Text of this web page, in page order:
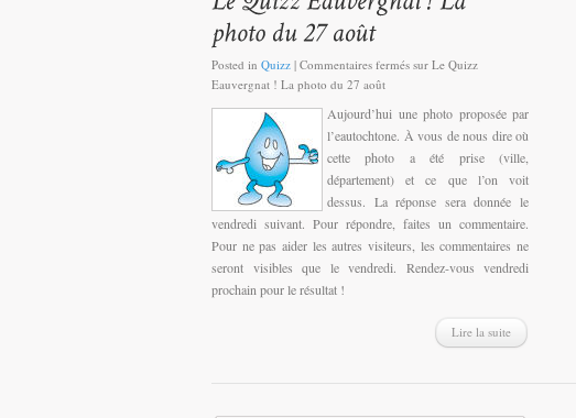
Posted in Quizz | Commentaires fermés sur Le Quizz
Eauvergnat ! La photo du 27 août
Aujourd’hui une photo proposée par
l’eautochtone. À vous de nous dire où
cette photo a été prise (ville,
département) et ce que l’on voit
dessus. La réponse sera donnée le
vendredi suivant. Pour répondre, faites un commentaire.
Pour ne pas aider les autres visiteurs, les commentaires ne
seront visibles que le vendredi. Rendez-vous vendredi
prochain pour le résultat !
Lire la suite